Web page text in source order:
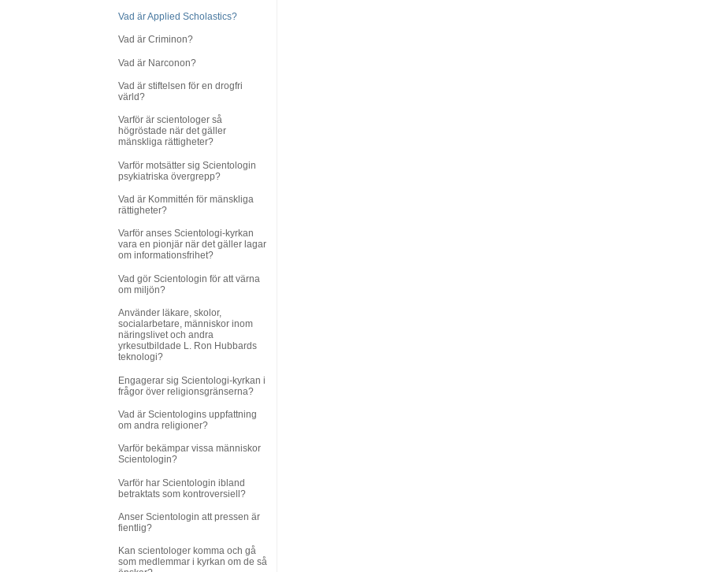
Vad är Applied Scholastics?
Vad är Criminon?
Vad är Narconon?
Vad är stiftelsen för en drogfri
värld?
Varför är scientologer så
högröstade när det gäller
mänskliga rättigheter?
Varför motsätter sig Scientologin
psykiatriska övergrepp?
Vad är Kommittén för mänskliga
rättigheter?
Varför anses Scientologi-kyrkan
vara en pionjär när det gäller lagar
om informationsfrihet?
Vad gör Scientologin för att värna
om miljön?
Använder läkare, skolor,
socialarbetare, människor inom
näringslivet och andra
yrkesutbildade L. Ron Hubbards
teknologi?
Engagerar sig Scientologi-kyrkan i
frågor över religionsgränserna?
Vad är Scientologins uppfattning
om andra religioner?
Varför bekämpar vissa människor
Scientologin?
Varför har Scientologin ibland
betraktats som kontroversiell?
Anser Scientologin att pressen är
fientlig?
Kan scientologer komma och gå
som medlemmar i kyrkan om de så